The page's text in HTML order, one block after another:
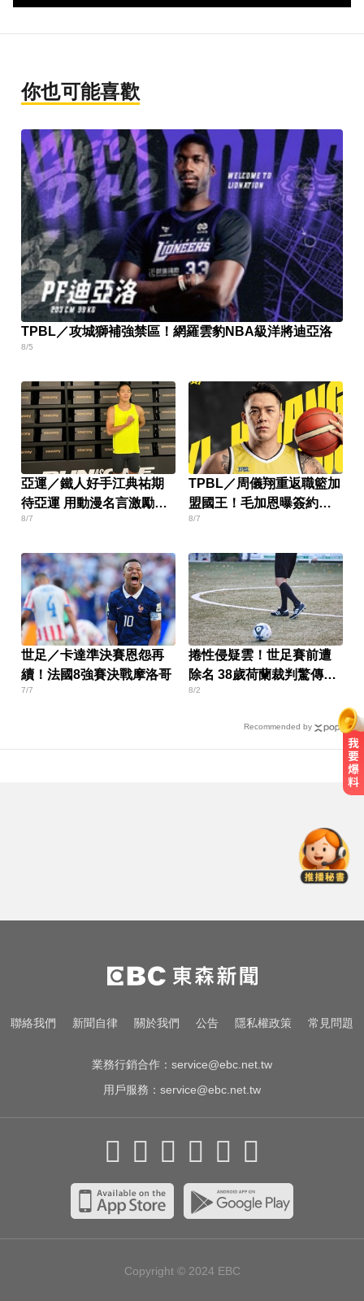
你也可能喜歡
TPBL／攻城獅補強禁區！網羅雲豹NBA級洋將迪亞洛
8/5
亞運／鐵人好手江典祐期
待亞運 用動漫名言激勵自
己
8/7
TPBL／周儀翔重返職籃加
盟國王！毛加恩曝簽約關
鍵
8/7
世足／卡達準決賽恩怨再
續！法國8強賽決戰摩洛哥
7/7
捲性侵疑雲！世足賽前遭
除名 38歲荷蘭裁判驚傳驟
逝
8/2
Recommended by
汗驚見「巨大三角形」
中颱白海豚暴風圈逼近！7地區達停
班課標準
愛玩車／北極星新車 275匹馬力媲
聯絡我們 新聞自律 關於我們 公告 隱私權政策 常見問題
業務行銷合作： service@ebc.net.tw
用戶服務： service@ebc.net.tw
Copyright © 2024 EBC